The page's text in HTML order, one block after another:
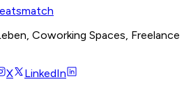
Coworking Spaces, Freelance
X LinkedIn